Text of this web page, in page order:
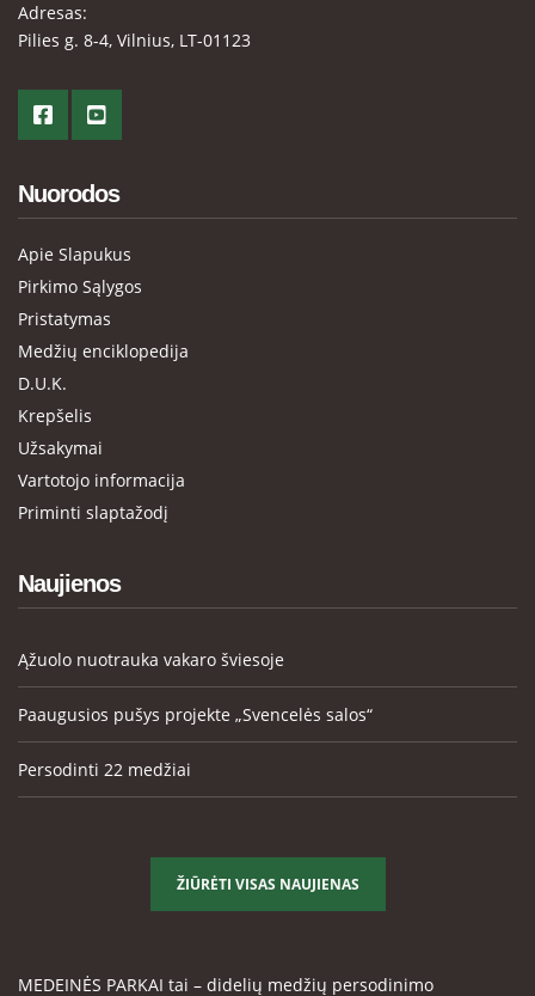
Adresas:
Pilies g. 8-4, Vilnius, LT-01123
Nuorodos
Apie Slapukus
Pirkimo Sąlygos
Pristatymas
Medžių enciklopedija
D.U.K.
Krepšelis
Užsakymai
Vartotojo informacija
Priminti slaptažodį
Naujienos
Ąžuolo nuotrauka vakaro šviesoje
Paaugusios pušys projekte „Svencelės salos“
Persodinti 22 medžiai
ŽIŪRĖTI VISAS NAUJIENAS
MEDEINĖS PARKAI tai – didelių medžių persodinimo